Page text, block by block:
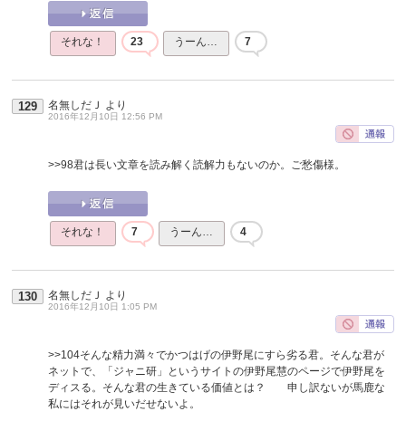
それな！ 23 うーん… 7
129 名無しだＪ より
2016年12月10日 12:56 PM
>>98君は長い文章を読み解く読解力もないのか。ご愁傷様。
それな！ 7 うーん… 4
130 名無しだＪ より
2016年12月10日 1:05 PM
>>104そんな精力満々でかつはげの伊野尾にすら劣る君。そんな君が
ネットで、「ジャニ研」というサイトの伊野尾慧のページで伊野尾を
ディスる。そんな君の生きている価値とは？ 申し訳ないが馬鹿な
私にはそれが見いだせないよ。